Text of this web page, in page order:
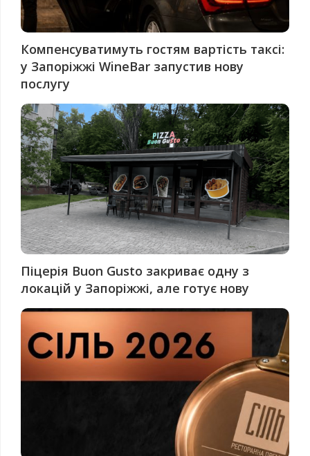
Компенсуватимуть гостям вартість таксі:
у Запоріжжі WineBar запустив нову
послугу
Піцерія Buon Gusto закриває одну з
локацій у Запоріжжі, але готує нову